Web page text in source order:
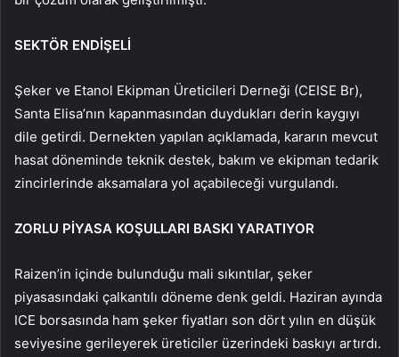
SEKTÖR ENDİŞELİ
Şeker ve Etanol Ekipman Üreticileri Derneği (CEISE Br),
Santa Elisa’nın kapanmasından duydukları derin kaygıyı
dile getirdi. Dernekten yapılan açıklamada, kararın mevcut
hasat döneminde teknik destek, bakım ve ekipman tedarik
zincirlerinde aksamalara yol açabileceği vurgulandı.
ZORLU PİYASA KOŞULLARI BASKI YARATIYOR
Raizen’in içinde bulunduğu mali sıkıntılar, şeker
piyasasındaki çalkantılı döneme denk geldi. Haziran ayında
ICE borsasında ham şeker fiyatları son dört yılın en düşük
seviyesine gerileyerek üreticiler üzerindeki baskıyı artırdı.